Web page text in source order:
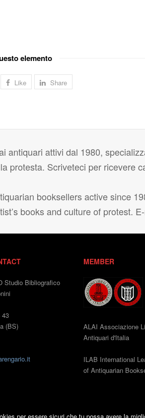
elemento
Like Share
antiquari attivi dal 1980,
protesta. Scriveteci per ricevere
booksellers active since
books and culture of protest.
Studio Bibliografico
43
(BS)
MEMBER
ALAI Associazione
Antiquari d'Italia
ILAB International
of Antiquarian